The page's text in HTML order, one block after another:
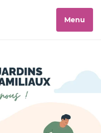
Menu